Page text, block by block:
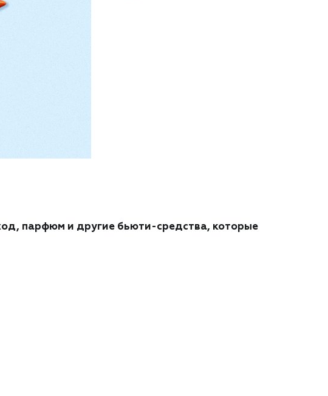
парфюм и другие бьюти-средства, которые